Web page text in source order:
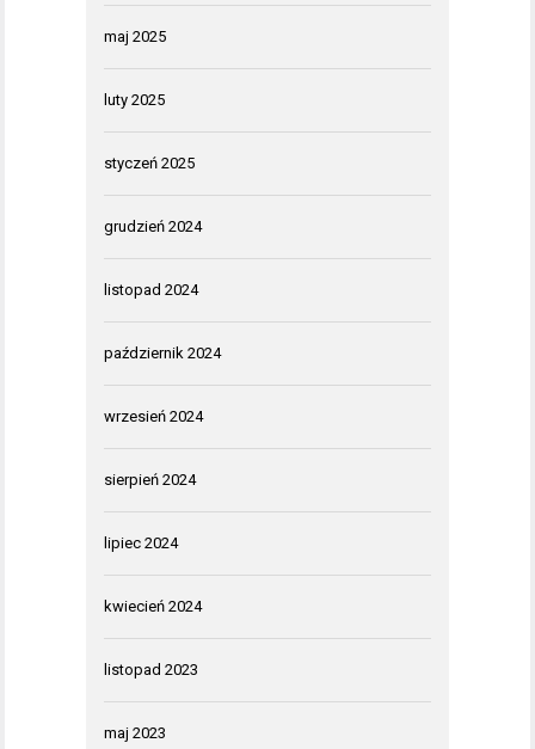
maj 2025
luty 2025
styczeń 2025
grudzień 2024
listopad 2024
październik 2024
wrzesień 2024
sierpień 2024
lipiec 2024
kwiecień 2024
listopad 2023
maj 2023